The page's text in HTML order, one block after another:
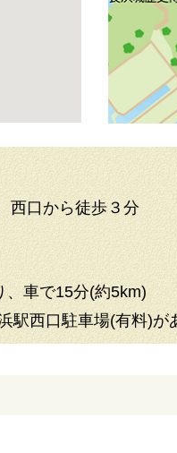
口から徒歩３分
車で15分(約5km)
駅西口駐車場(有料)が